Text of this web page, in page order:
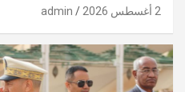
2 أغسطس 2026 admin